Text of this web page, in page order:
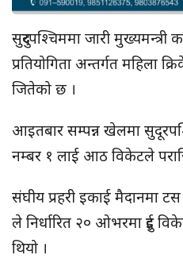
सुदुरपश्चिममा जारी
प्रतियोगिता अन्तर्गत महिला
जितेको छ ।
आइतबार सम्पन्न खेलमा
नम्बर १ लाई आठ विकेटले
संघीय प्रहरी इकाई मैदानमा
ले निर्धारित २० ओभरमा दुई
थियो ।